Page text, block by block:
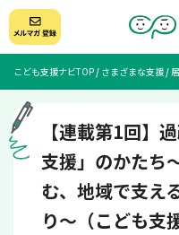
こども支援ナビTOP/ さまざまな支援/
【連載第1回】
支援」のかたち
む、地域で支え
り〜（こども支